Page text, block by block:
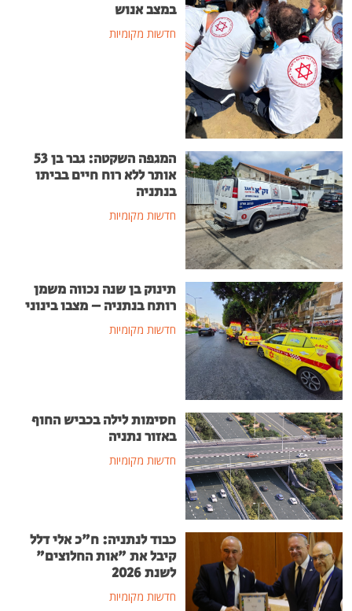
במצב אנוש
חדשות מקומיות
המגפה השקטה: גבר בן 53
אותר ללא רוח חיים בביתו
בנתניה
חדשות מקומיות
תינוק בן שנה נכווה משמן
רותח בנתניה – מצבו בינוני
חדשות מקומיות
חסימות לילה בכביש החוף
באזור נתניה
חדשות מקומיות
כבוד לנתניה: ח"כ אלי דלל
קיבל את "אות החלוצים"
לשנת 2026
חדשות מקומיות